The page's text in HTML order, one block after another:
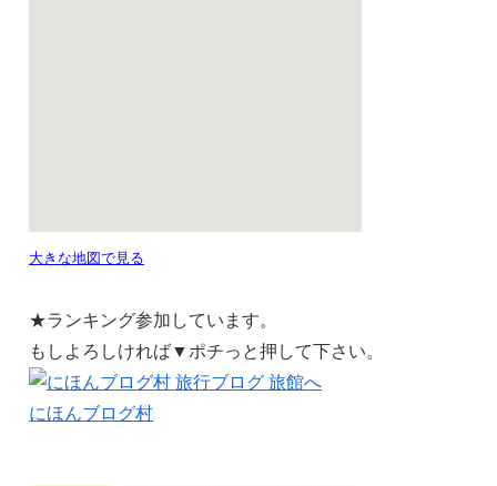
大きな地図で見る
★ランキング参加しています。
もしよろしければ▼ポチっと押して下さい。
にほんブログ村